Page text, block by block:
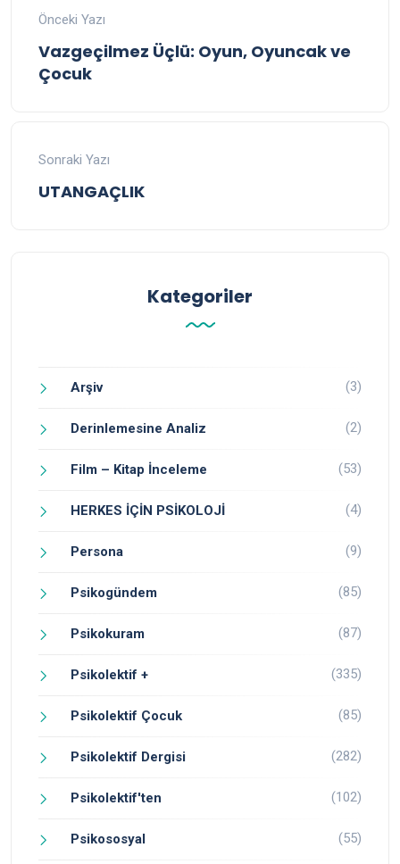
Önceki Yazı
Vazgeçilmez Üçlü: Oyun, Oyuncak ve
Çocuk
Sonraki Yazı
UTANGAÇLIK
Kategoriler
Arşiv (3)
Derinlemesine Analiz (2)
Film – Kitap İnceleme (53)
HERKES İÇİN PSİKOLOJİ (4)
Persona (9)
Psikogündem (85)
Psikokuram (87)
Psikolektif + (335)
Psikolektif Çocuk (85)
Psikolektif Dergisi (282)
Psikolektif'ten (102)
Psikososyal (55)